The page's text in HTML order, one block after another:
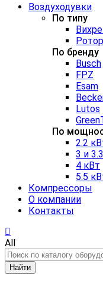
Воздуходувки
По типу
По бренду
Busch
FPZ
Esam
Lutos
По
2.2
3 и
4 кВт
5.5
Компрессоры
О компании
Контакты
All
Найти